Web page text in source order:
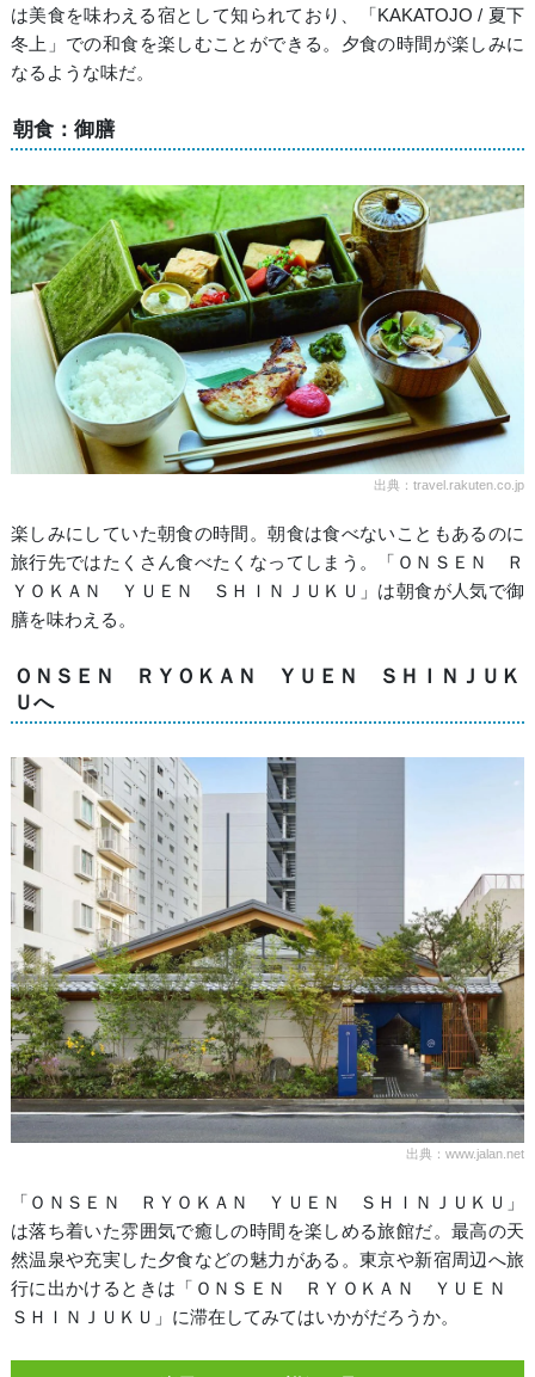
は美食を味わえる宿として知られており、「KAKATOJO / 夏下
冬上」での和食を楽しむことができる。夕食の時間が楽しみに
なるような味だ。
朝食：御膳
出典：travel.rakuten.co.jp
楽しみにしていた朝食の時間。朝食は食べないこともあるのに
旅行先ではたくさん食べたくなってしまう。「ＯＮＳＥＮ Ｒ
ＹＯＫＡＮ ＹＵＥＮ ＳＨＩＮＪＵＫＵ」は朝食が人気で御
膳を味わえる。
ＯＮＳＥＮ ＲＹＯＫＡＮ ＹＵＥＮ ＳＨＩＮＪＵＫ
Ｕへ
出典：www.jalan.net
「ＯＮＳＥＮ ＲＹＯＫＡＮ ＹＵＥＮ ＳＨＩＮＪＵＫＵ」
は落ち着いた雰囲気で癒しの時間を楽しめる旅館だ。最高の天
然温泉や充実した夕食などの魅力がある。東京や新宿周辺へ旅
行に出かけるときは「ＯＮＳＥＮ ＲＹＯＫＡＮ ＹＵＥＮ
ＳＨＩＮＪＵＫＵ」に滞在してみてはいかがだろうか。